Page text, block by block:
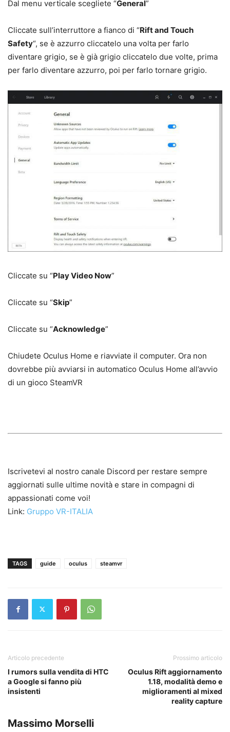
Dal menu verticale scegliete “General”
Cliccate sull’interruttore a fianco di “Rift and Touch
Safety“, se è azzurro cliccatelo una volta per farlo
diventare grigio, se è già grigio cliccatelo due volte, prima
per farlo diventare azzurro, poi per farlo tornare grigio.
Cliccate su “Play Video Now”
Cliccate su “Skip”
Cliccate su “Acknowledge”
Chiudete Oculus Home e riavviate il computer. Ora non
dovrebbe più avviarsi in automatico Oculus Home all’avvio
di un gioco SteamVR
Iscrivetevi al nostro canale Discord per restare sempre
aggiornati sulle ultime novità e stare in compagni di
appassionati come voi!
Link: Gruppo VR-ITALIA
TAGS guide oculus steamvr
Articolo precedente
I rumors sulla vendita di HTC
a Google si fanno più
insistenti
Prossimo articolo
Oculus Rift aggiornamento
1.18, modalità demo e
miglioramenti al mixed
reality capture
Massimo Morselli